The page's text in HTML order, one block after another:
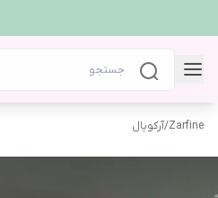
Zarfine
/آرکوپال